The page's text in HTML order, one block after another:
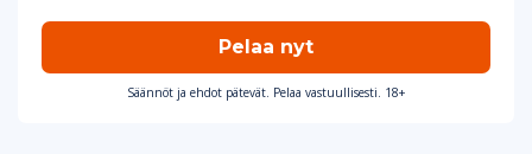
Pelaa nyt
Säännöt ja ehdot pätevät. Pelaa vastuullisesti. 18+